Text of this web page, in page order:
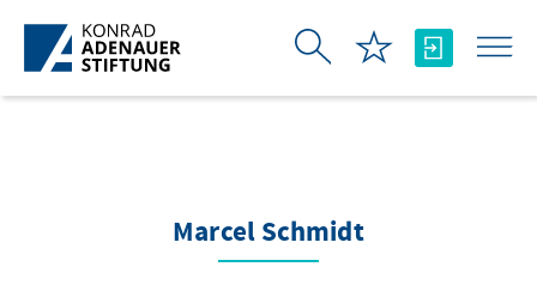
Skip to Main Content
Marcel Schmidt